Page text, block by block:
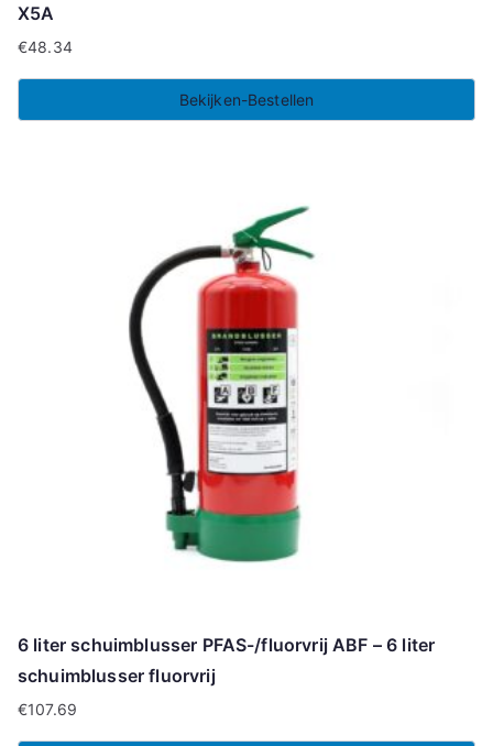
X5A
€48.34
Bekijken-Bestellen
6 liter schuimblusser PFAS-/fluorvrij ABF – 6 liter
schuimblusser fluorvrij
€107.69